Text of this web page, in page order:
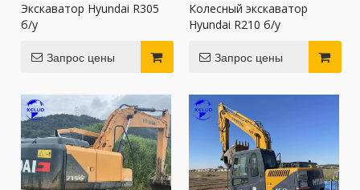
Экскаватор Hyundai R305
б/у
Запрос цены
Колесный экскаватор
Hyundai R210 б/у
Запрос цены